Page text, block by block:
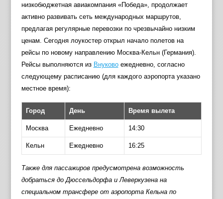
низкобюджетная авиакомпания «Победа», продолжает
активно развивать сеть международных маршрутов,
предлагая регулярные перевозки по чрезвычайно низким
ценам. Сегодня лоукостер открыл начало полетов на
рейсы по новому направлению Москва-Кельн (Германия).
Рейсы выполняются из Внуковоежедневно, согласно
следующему расписанию (для каждого аэропорта указано
местное время):
Город День Время вылета
Москва Ежедневно 14:30
Кельн Ежедневно 16:25
Также для пассажиров предусмотрена возможность
добраться до Дюссельдорфа и Леверкузена на
специальном трансфере от аэропорта Кельна по